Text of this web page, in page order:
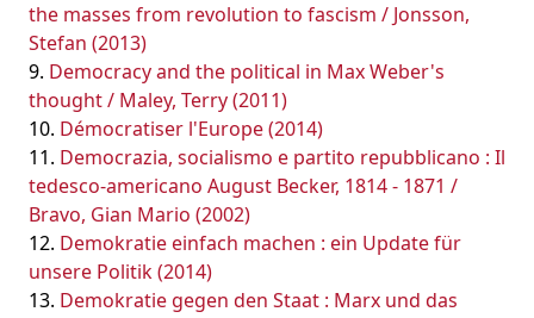
the masses from revolution to fascism / Jonsson,
Stefan (2013)
Democracy and the political in Max Weber's
thought / Maley, Terry (2011)
Démocratiser l'Europe (2014)
Democrazia, socialismo e partito repubblicano : Il
tedesco-americano August Becker, 1814 - 1871 /
Bravo, Gian Mario (2002)
Demokratie einfach machen : ein Update für
unsere Politik (2014)
Demokratie gegen den Staat : Marx und das